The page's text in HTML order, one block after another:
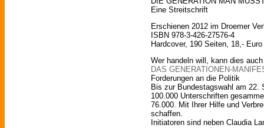
Eine Streitschrift
Erschienen 2012 im Droemer
ISBN 978-3-426-27576-4
Hardcover, 190 Seiten, 18,- Euro
Wer handeln will, kann dies
DAS GENERATIONEN-
Forderungen an die Politik
Bis zur Bundestagswahl am 22.
100.000 Unterschriften
76.000. Mit Ihrer Hilfe und
schaffen.
Initiatoren sind neben Claudia